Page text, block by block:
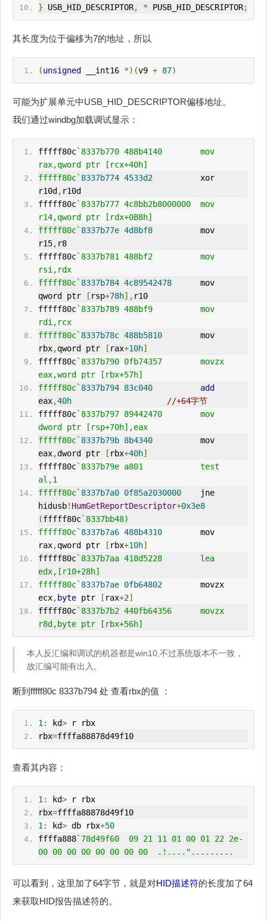
} USB_HID_DESCRIPTOR, * PUSB_HID_DESCRIPTOR;
其长度为位于偏移为7的地址，所以
(unsigned __int16 *)(v9 + 87)
可能为扩展单元中USB_HID_DESCRIPTOR偏移地址。
我们通过windbg加载调试显示：
fffff80c`8337b770 488b4140        mov
rax,qword ptr [rcx+40h]
fffff80c` 8337b774 4533d2
          xor
r10d , r10d
fffff80c`8337b777 4c8bb2b8000000  mov
r14,qword ptr [rdx+0B8h]
fffff80c` 8337b77e 4d8bf8
          mov
r15, r8
fffff80c`8337b781 488bf2          mov
rsi,rdx
fffff80c` 8337b784 4c89542478
      mov
qword ptr
[ rsp+78h], r10
fffff80c`8337b789 488bf9          mov
rdi,rcx
fffff80c` 8337b78c 488b5810
        mov
rbx,qword ptr [ rax+10h]
fffff80c`8337b790 0fb74357        movzx
eax,word ptr [rbx+57h]
fffff80c` 8337b794 83c040
add
eax,40h
//+64字节
fffff80c`8337b797 89442470        mov
dword ptr [rsp+70h],eax
fffff80c` 8337b79b 8b4340
          mov
eax,dword ptr [ rbx+40h]
fffff80c`8337b79e a801            test
al,1
fffff80c` 8337b7a0 0f85a2030000
    jne
hidusb! HumGetReportDescriptor+0x3e8
(fffff80c`8337bb48)
fffff80c` 8337b7a6 488b4310
        mov
rax,qword ptr [ rbx+10h]
fffff80c`8337b7aa 418d5228        lea
edx,[r10+28h]
fffff80c` 8337b7ae 0fb64802
        movzx
ecx, byte ptr [ rax+2]
fffff80c`8337b7b2 440fb64356      movzx
r8d,byte ptr [rbx+56h]
本人反汇编和调试的机器都是win10,不过系统版本不一致，
故汇编可能有出入。
断到fffff80c 8337b794 处 查看rbx的值 ：
1 : kd> r rbx
rbx=ffffa88878d49f10
查看其内容：
1 : kd> r rbx
rbx=ffffa88878d49f10
1 : kd> db rbx+50
ffffa888`78d49f60  09 21 11 01 00 01 22 2e-
00 00 00 00 00 00 00 00  .!....".........
可以看到，这里加了64字节，就是对HID描述符的长度加了64
来获取HID报告描述符的。